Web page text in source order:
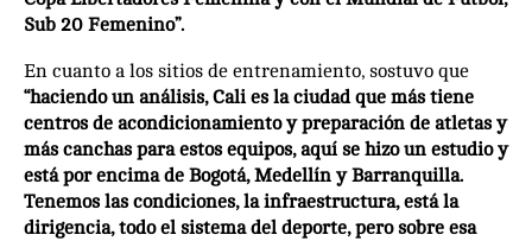
Sub 20 Femenino”.
En cuanto a los sitios de entrenamiento, sostuvo que
“haciendo un análisis, Cali es la ciudad que más tiene
centros de acondicionamiento y preparación de atletas y
más canchas para estos equipos, aquí se hizo un estudio y
está por encima de Bogotá, Medellín y Barranquilla.
Tenemos las condiciones, la infraestructura, está la
dirigencia, todo el sistema del deporte, pero sobre esa